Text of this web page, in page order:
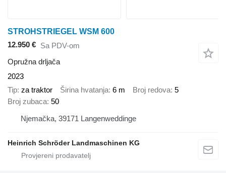
STROHSTRIEGEL WSM 600
12.950 € Sa PDV-om
Opružna drljača
2023
Tip za traktor Širina hvatanja 6 m Broj redova 5
Broj zubaca 50
Njemačka, 39171 Langenweddinge
Heinrich Schröder Landmaschinen KG